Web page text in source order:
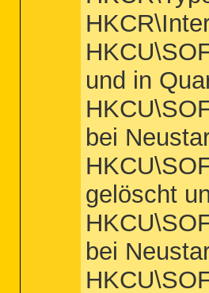
und in
bei
gelöscht
bei